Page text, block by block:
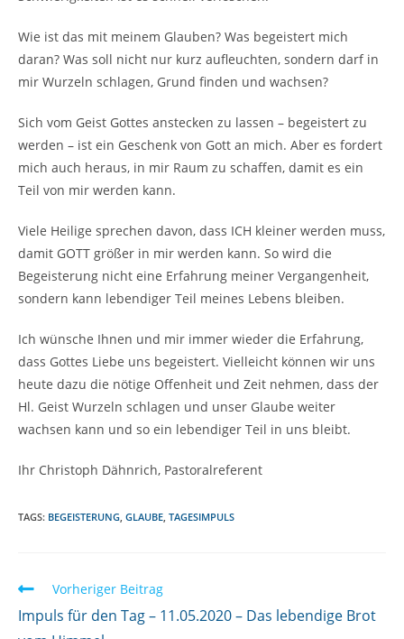
Wie ist das mit meinem Glauben? Was begeistert mich
daran? Was soll nicht nur kurz aufleuchten, sondern darf in
mir Wurzeln schlagen, Grund finden und wachsen?
Sich vom Geist Gottes anstecken zu lassen – begeistert zu
werden – ist ein Geschenk von Gott an mich. Aber es fordert
mich auch heraus, in mir Raum zu schaffen, damit es ein
Teil von mir werden kann.
Viele Heilige sprechen davon, dass ICH kleiner werden muss,
damit GOTT größer in mir werden kann. So wird die
Begeisterung nicht eine Erfahrung meiner Vergangenheit,
sondern kann lebendiger Teil meines Lebens bleiben.
Ich wünsche Ihnen und mir immer wieder die Erfahrung,
dass Gottes Liebe uns begeistert. Vielleicht können wir uns
heute dazu die nötige Offenheit und Zeit nehmen, dass der
Hl. Geist Wurzeln schlagen und unser Glaube weiter
wachsen kann und so ein lebendiger Teil in uns bleibt.
Ihr Christoph Dähnrich, Pastoralreferent
TAGS: BEGEISTERUNG GLAUBE TAGESIMPULS
W
e
Vorheriger Beitrag
Impuls für den Tag – 11.05.2020 – Das lebendige Brot